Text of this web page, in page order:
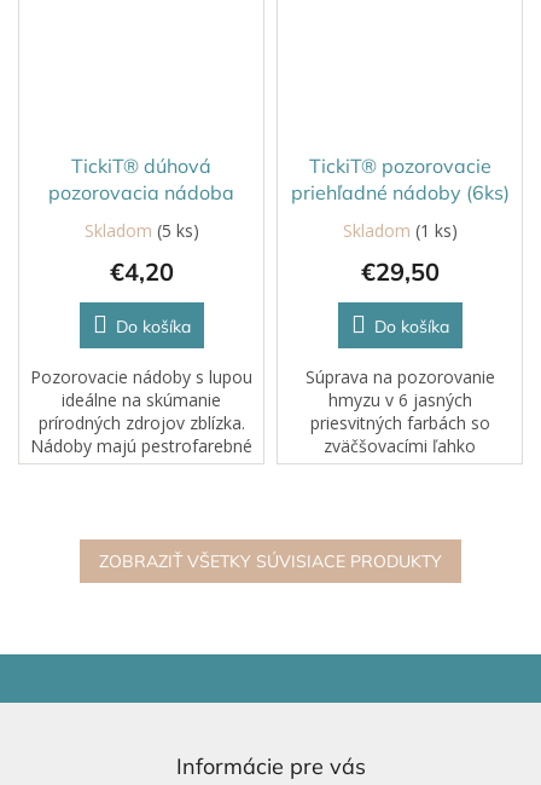
TickiT® dúhová
pozorovacia nádoba
Skladom (5 ks)
€4,20
Do košíka
Pozorovacie nádoby s lupou
ideálne na skúmanie
prírodných zdrojov zblízka.
Nádoby majú pestrofarebné
nasadzovacie viečka so
násobné zväčšenie pre...
TickiT® pozorovacie
priehľadné nádoby (6ks)
Skladom (1 ks)
€29,50
Do košíka
Súprava na pozorovanie
hmyzu v 6 jasných
priesvitných farbách so
zväčšovacími ľahko
nasadzovacími viečkami a
umožňujú ostré sledovanie
farieb...
ZOBRAZIŤ VŠETKY SÚVISIACE PRODUKTY
Informácie pre vás